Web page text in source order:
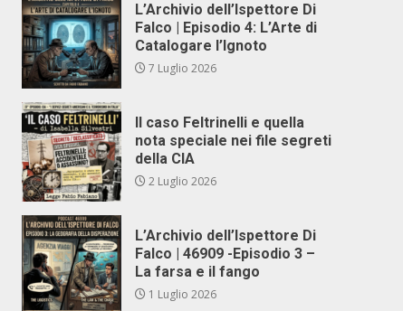
L’Archivio dell’Ispettore Di
Falco | Episodio 4: L’Arte di
Catalogare l’Ignoto
7 Luglio 2026
Il caso Feltrinelli e quella
nota speciale nei file segreti
della CIA
2 Luglio 2026
L’Archivio dell’Ispettore Di
Falco | 46909 -Episodio 3 –
La farsa e il fango
1 Luglio 2026